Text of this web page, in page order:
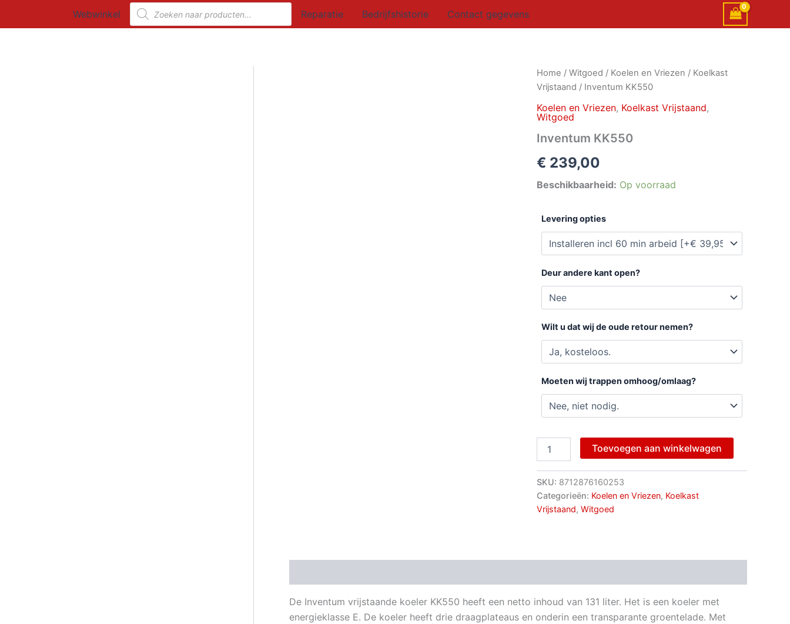
Webwinkel
Producten
zoeken
Reparatie Bedrijfshistorie Contact gegevens
Home / Witgoed / Koelen en Vriezen / Koelkast
Vrijstaand / Inventum KK550
Koelen en Vriezen, Koelkast Vrijstaand,
Witgoed
Inventum KK550
€ 239,00
Beschikbaarheid: Op voorraad
Levering opties
Deur andere kant open?
Wilt u dat wij de oude retour nemen?
Moeten wij trappen omhoog/omlaag?
Inventum
KK550
aantal
Toevoegen aan winkelwagen
SKU: 8712876160253
Categorieën: Koelen en Vriezen, Koelkast
Vrijstaand, Witgoed
De Inventum vrijstaande koeler KK550 heeft een netto inhoud van 131 liter. Het is een koeler met
energieklasse E. De koeler heeft drie draagplateaus en onderin een transparante groentelade. Met